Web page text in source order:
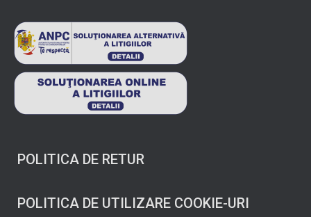
POLITICA DE RETUR
POLITICA DE UTILIZARE COOKIE-URI